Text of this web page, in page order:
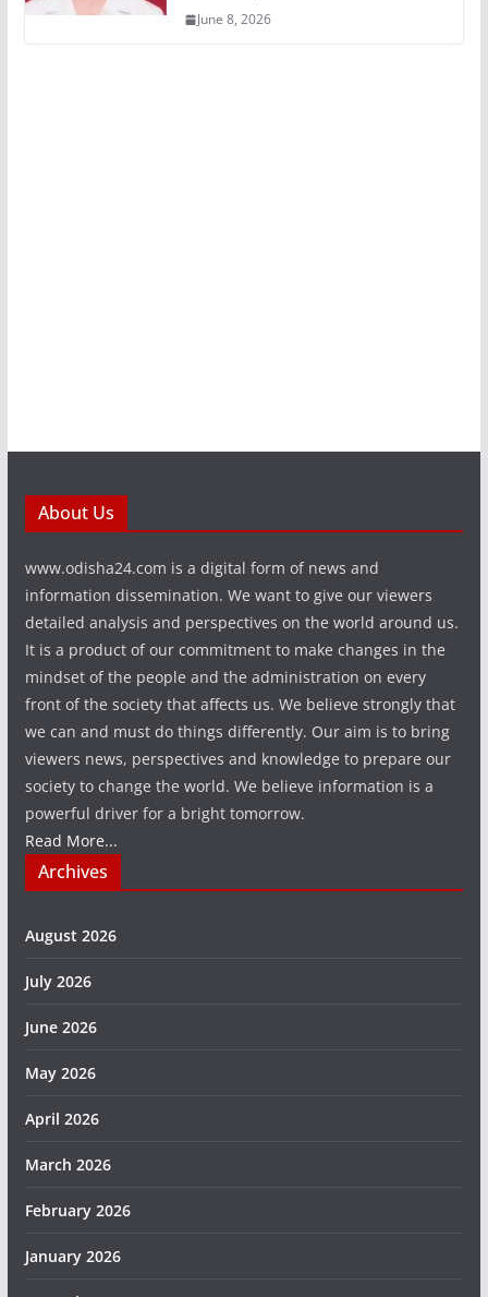
June 8, 2026
About Us
www.odisha24.com is a digital form of news and
information dissemination. We want to give our viewers
detailed analysis and perspectives on the world around us.
It is a product of our commitment to make changes in the
mindset of the people and the administration on every
front of the society that affects us. We believe strongly that
we can and must do things differently. Our aim is to bring
viewers news, perspectives and knowledge to prepare our
society to change the world. We believe information is a
powerful driver for a bright tomorrow.
Read More...
Archives
August 2026
July 2026
June 2026
May 2026
April 2026
March 2026
February 2026
January 2026